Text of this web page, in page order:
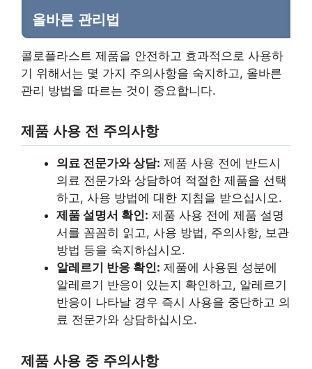
올바른 관리법
콜로플라스트 제품을 안전하고 효과적으로 사용하
기 위해서는 몇 가지 주의사항을 숙지하고, 올바른
관리 방법을 따르는 것이 중요합니다.
제품 사용 전 주의사항
의료 전문가와 상담: 제품 사용 전에 반드시
의료 전문가와 상담하여 적절한 제품을 선택
하고, 사용 방법에 대한 지침을 받으십시오.
제품 설명서 확인: 제품 사용 전에 제품 설명
서를 꼼꼼히 읽고, 사용 방법, 주의사항, 보관
방법 등을 숙지하십시오.
알레르기 반응 확인: 제품에 사용된 성분에
알레르기 반응이 있는지 확인하고, 알레르기
반응이 나타날 경우 즉시 사용을 중단하고 의
료 전문가와 상담하십시오.
제품 사용 중 주의사항